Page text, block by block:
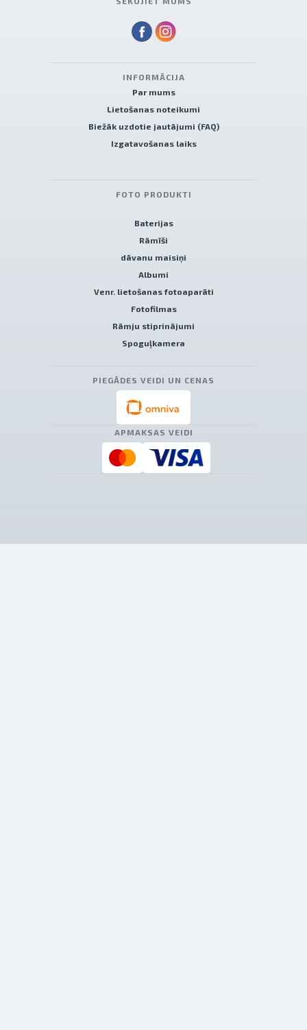
INFORMĀCIJA
Par mums
Lietošanas noteikumi
Biežāk uzdotie jautājumi (FAQ)
Izgatavošanas laiks
FOTO PRODUKTI
Baterijas
Rāmīši
dāvanu maisiņi
Albumi
Venr. lietošanas fotoaparāti
Fotofilmas
Rāmju stiprinājumi
Spoguļkamera
PIEGĀDES VEIDI UN CENAS
APMAKSAS VEIDI